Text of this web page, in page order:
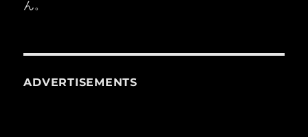
ん。
ADVERTISEMENTS